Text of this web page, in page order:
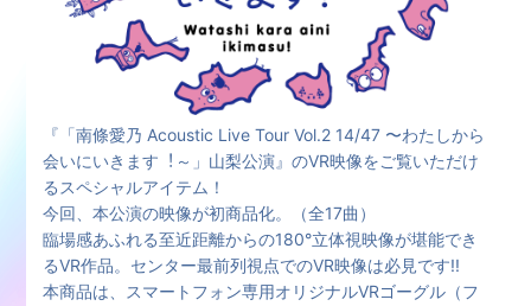
『「南條愛乃 Acoustic Live Tour Vol.2 14/47 〜わたしから
会いにいきます︕～」山梨公演』のVR映像をご覧いただけ
るスペシャルアイテム！
今回、本公演の映像が初商品化。（全17曲）
臨場感あふれる至近距離からの180°立体視映像が堪能でき
るVR作品。センター最前列視点でのVR映像は必見です!!
本商品は、スマートフォン専用オリジナルVRゴーグル（フ